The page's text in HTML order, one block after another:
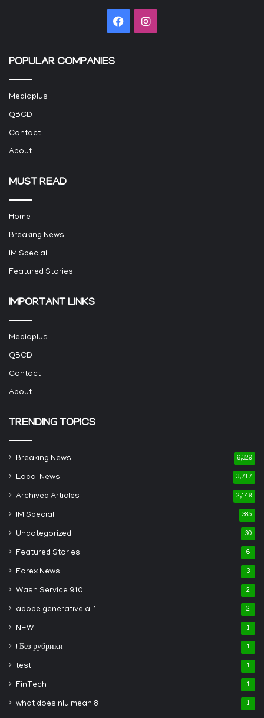
FacebookInstagram
POPULAR COMPANIES
Mediaplus
QBCD
Contact
About
MUST READ
Home
Breaking News
IM Special
Featured Stories
IMPORTANT LINKS
Mediaplus
QBCD
Contact
About
TRENDING TOPICS
Breaking News 6,329
Local News 3,717
Archived Articles 2,149
IM Special 385
Uncategorized 30
Featured Stories 6
Forex News 3
Wash Service 910 2
adobe generative ai 1 2
NEW 1
! Без рубрики 1
test 1
FinTech 1
what does nlu mean 8 1